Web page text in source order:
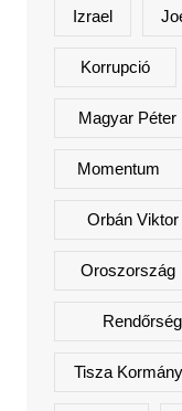
Izrael
Korrupció
Magyar Péter
Momentum
Orbán Viktor
Oroszország
Rendőrség
Tisza Kormány